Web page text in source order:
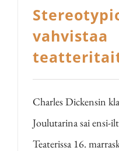
vahvistaa
Charles Dickensin
Joulutarina sai ensi-
Teaterissa 16.